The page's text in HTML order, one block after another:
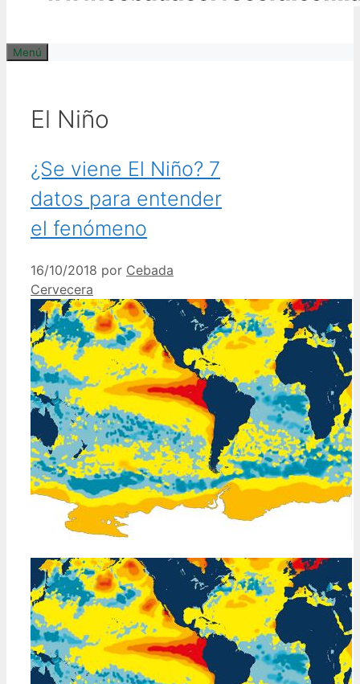
Menú
El Niño
¿Se viene El Niño? 7
datos para entender
el fenómeno
16/10/2018 por Cebada
Cervecera